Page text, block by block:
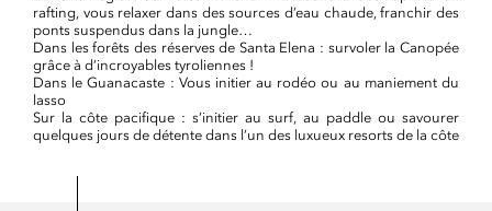
rafting, vous relaxer dans des sources d’eau chaude, franchir des
ponts suspendus dans la jungle…
Dans les forêts des réserves de Santa Elena : survoler la Canopée
grâce à d’incroyables tyroliennes !
Dans le Guanacaste : Vous initier au rodéo ou au maniement du
lasso
Sur la côte pacifique : s’initier au surf, au paddle ou savourer
quelques jours de détente dans l’un des luxueux resorts de la côte